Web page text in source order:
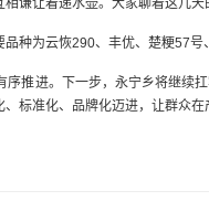
谦让着递水壶。大家聊着这几
种为云恢290、丰优、楚粳57
推进。下一步，永宁乡将继
标准化、品牌化迈进，让群众在